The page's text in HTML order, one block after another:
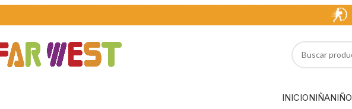
INICIONIÑANIÑO